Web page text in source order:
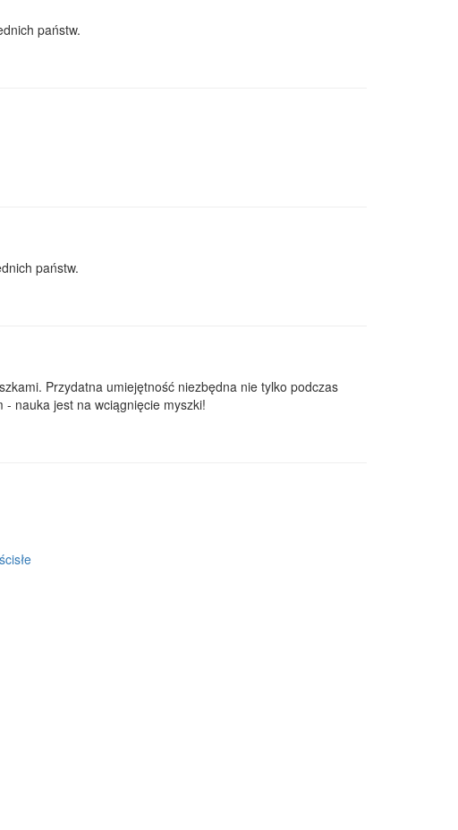
państw.
państw.
Przydatna umiejętność niezbędna nie tylko podczas
nauka jest na wciągnięcie myszki!